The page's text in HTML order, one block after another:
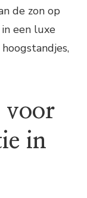
de zon op
een luxe
voor
in